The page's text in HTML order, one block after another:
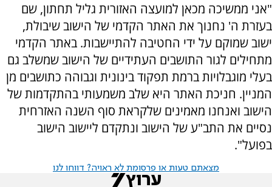
"אני ממשיכה מכאן למועצה האזורית גליל תחתון, שם
בעזרת ה' נחנוך את האתר הקדמי של הישוב שיבולת,
ישוב שמוקם על ידי החטיבה להתיישבות. באתר הקדמי
מתחילים לגור התושבים העתידיים של הישוב שמשלב גם
בעלי מוגבלויות ברמת תפקוד בינונית וגבוהה כתושבים מן
המניין. חניכת האתר היא שלב משמעותי בהתקדמות של
הישוב ואנחנו מאמינים שלקראת סוף השנה האזרחית
נסיים את התב"ע של הישוב ונתקדם ליישוב הישוב
בפועל".
מצאתם טעות או פרסומת לא ראויה? דווחו לנו